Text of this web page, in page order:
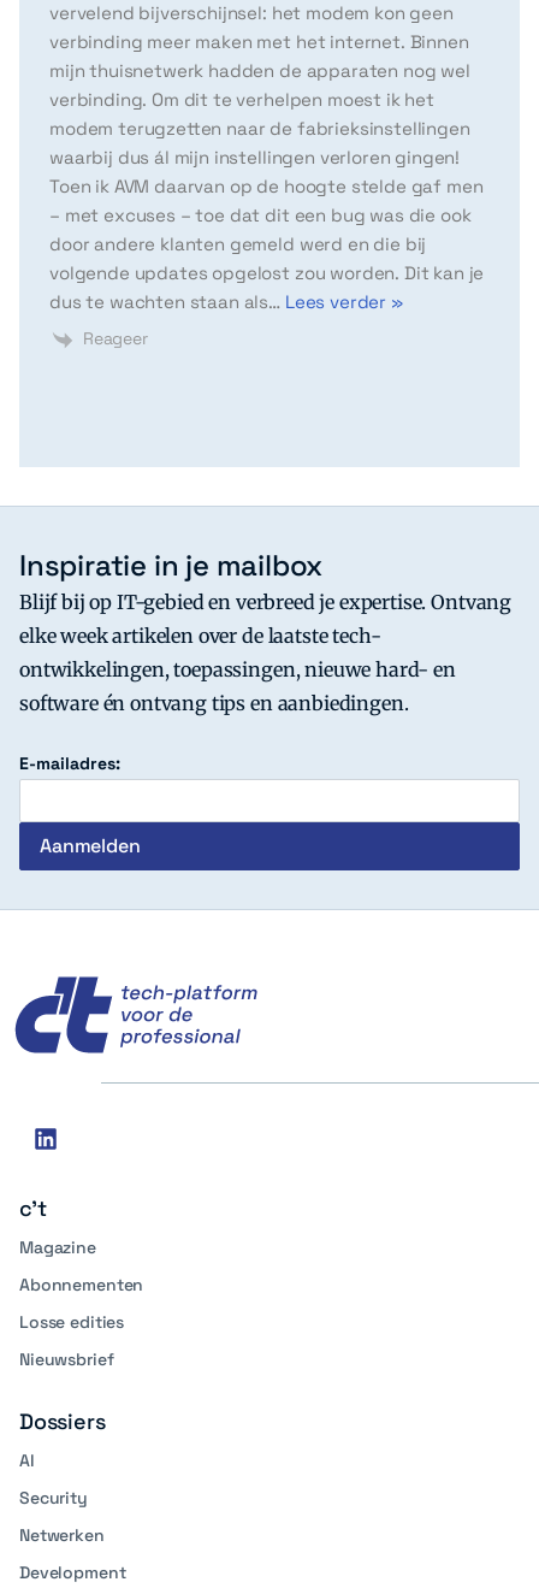
vervelend bijverschijnsel: het modem kon geen
verbinding meer maken met het internet. Binnen
mijn thuisnetwerk hadden de apparaten nog wel
verbinding. Om dit te verhelpen moest ik het
modem terugzetten naar de fabrieksinstellingen
waarbij dus ál mijn instellingen verloren gingen!
Toen ik AVM daarvan op de hoogte stelde gaf men
– met excuses – toe dat dit een bug was die ook
door andere klanten gemeld werd en die bij
volgende updates opgelost zou worden. Dit kan je
dus te wachten staan als… Lees verder »
Reageer
Inspiratie in je mailbox
Blijf bij op IT-gebied en verbreed je expertise. Ontvang
elke week artikelen over de laatste tech-
ontwikkelingen, toepassingen, nieuwe hard- en
software én ontvang tips en aanbiedingen.
E-mailadres:
Social
linkedin
c't
Magazine
Abonnementen
Losse edities
Nieuwsbrief
Dossiers
AI
Security
Netwerken
Development